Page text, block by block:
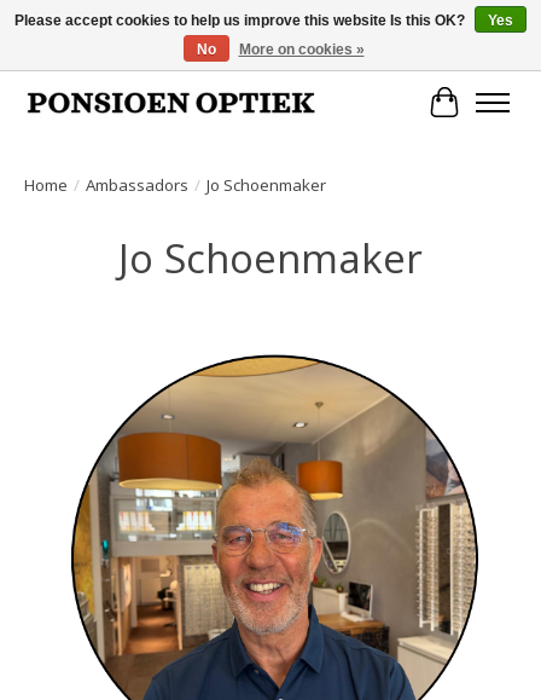
Openingstijden: dinsdag, donderdag, vrijdag, zaterdag van 10.00 t/m 17.00 uur
Cart
Home / Ambassadors / Jo Schoenmaker
Jo Schoenmaker
Please accept cookies to help us improve this website Is this OK?
Yes
No
More on cookies »